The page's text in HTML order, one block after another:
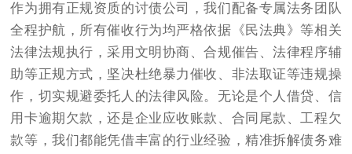
作为拥有正规资质的讨债公司，我们配备专属法务团队
全程护航，所有催收行为均严格依据《民法典》等相关
法律法规执行，采用文明协商、合规催告、法律程序辅
助等正规方式，坚决杜绝暴力催收、非法取证等违规操
作，切实规避委托人的法律风险。无论是个人借贷、信
用卡逾期欠款，还是企业应收账款、合同尾款、工程欠
款等，我们都能凭借丰富的行业经验，精准拆解债务难